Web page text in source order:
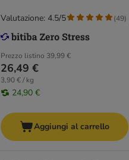
Prezzo listino 39,99 €
26,49 €
3,90 € / kg
24,90 €
Valutazione: 4.5/5 (49)
Aggiungi al carrello